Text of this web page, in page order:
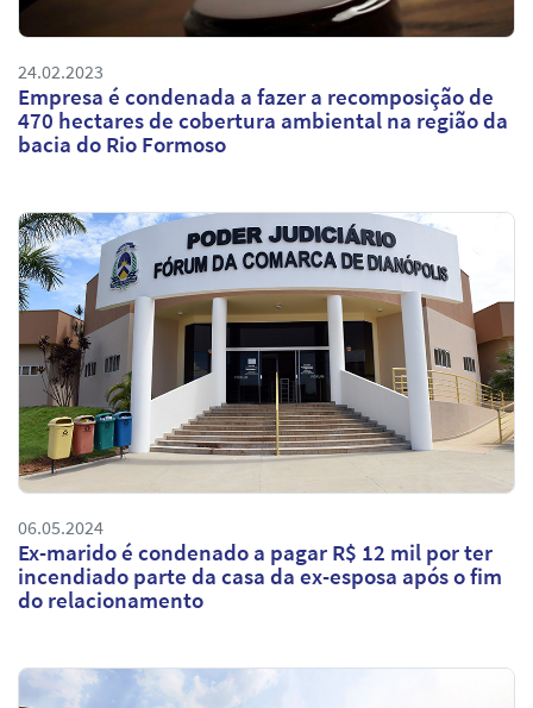
24.02.2023
Empresa é condenada a fazer a recomposição de
470 hectares de cobertura ambiental na região da
bacia do Rio Formoso
06.05.2024
Ex-marido é condenado a pagar R$ 12 mil por ter
incendiado parte da casa da ex-esposa após o fim
do relacionamento